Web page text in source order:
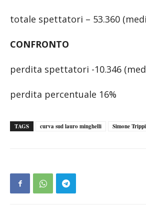
totale spettatori – 53.360
CONFRONTO
perdita spettatori -10.346
perdita percentuale 16%
TAGS curva sud lauro minghelli Simone Trippi